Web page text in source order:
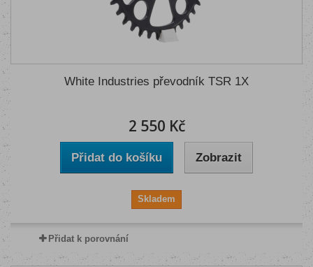
White Industries převodník TSR 1X
2 550 Kč
Přidat do košíku Zobrazit
Skladem
Přidat k porovnání